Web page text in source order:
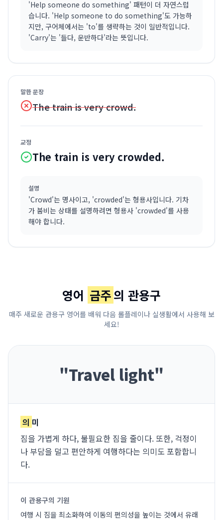
'Help someone do something' 패턴이 더 자연스럽
습니다. 'Help someone to do something'도 가능하
지만, 구어체에서는 'to'를 생략하는 것이 일반적입니다.
'Carry'는 '들다, 운반하다'라는 뜻입니다.
말한 문장
The train is very crowd.
교정
The train is very crowded.
설명
'Crowd'는 명사이고, 'crowded'는 형용사입니다. 기차
가 붐비는 상태를 설명하려면 형용사 'crowded'를 사용
해야 합니다.
영어 금주의 관용구
매주 새로운 관용구 영어를 배워 다음 롤플레이나 실생활에서 사용해 보
세요!
"Travel light"
의 미
짐을 가볍게 하다, 불필요한 짐을 줄이다. 또한, 걱정이
나 부담을 덜고 편안하게 여행하다는 의미도 포함합니
다.
이 관용구의 기원
여행 시 짐을 최소화하여 이동의 편의성을 높이는 것에서 유래